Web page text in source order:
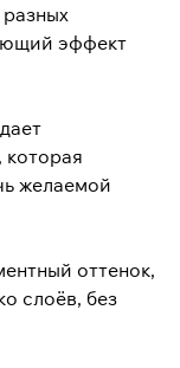
эффект
которая
желаемой
оттенок,
слоёв, без